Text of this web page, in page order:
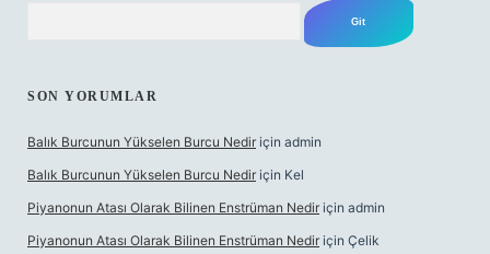
SON YORUMLAR
Balık Burcunun Yükselen Burcu Nedir için admin
Balık Burcunun Yükselen Burcu Nedir için Kel
Piyanonun Atası Olarak Bilinen Enstrüman Nedir için admin
Piyanonun Atası Olarak Bilinen Enstrüman Nedir için Çelik